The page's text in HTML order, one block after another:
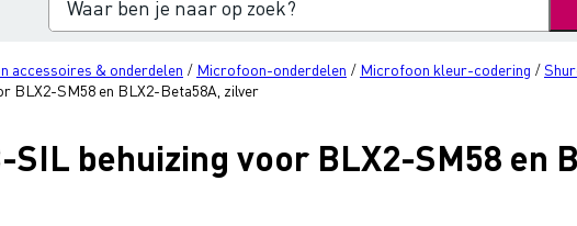
accessoires & onderdelen / Microfoon-onderdelen / Microfoon kleur-codering /
BLX2-SM58 en BLX2-Beta58A, zilver
SIL behuizing voor BLX2-SM58 en